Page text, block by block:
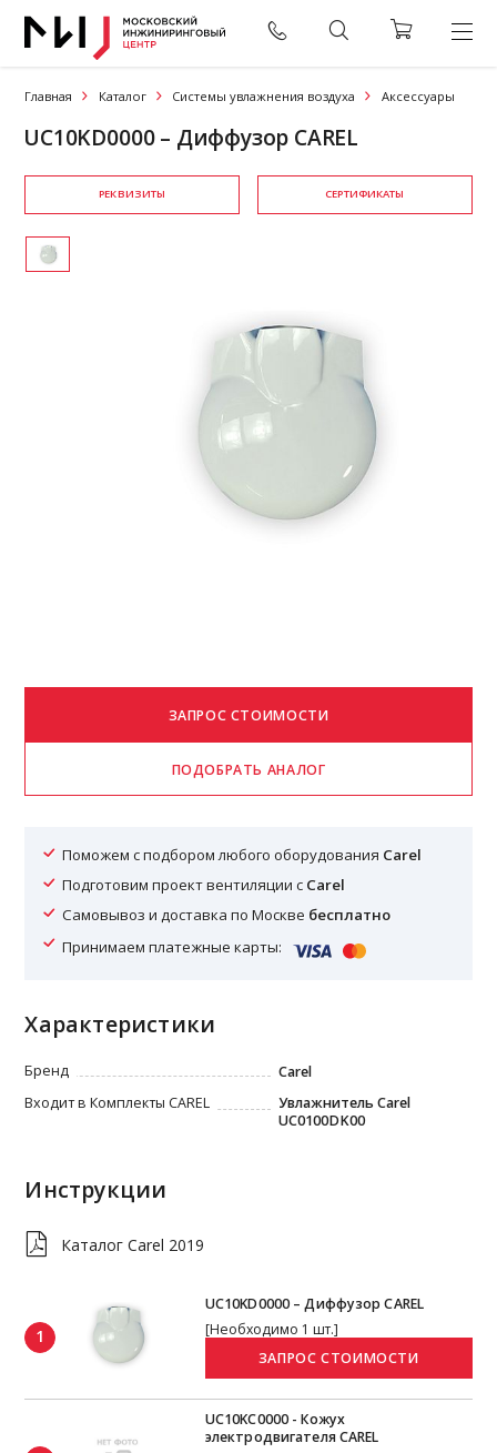
Главная Каталог Системы увлажнения воздуха Аксессуары
UC10KD0000 – Диффузор CAREL
РЕКВИЗИТЫ СЕРТИФИКАТЫ
Поможем с подбором любого оборудования Carel
Подготовим проект вентиляции с Carel
Самовывоз и доставка по Москве бесплатно
Принимаем платежные карты:
Характеристики
Бренд
Carel
Входит в Комплекты CAREL
Увлажнитель Carel
UC0100DK00
Инструкции
Каталог Carel 2019
1
UC10KD0000 – Диффузор CAREL
[Необходимо 1 шт.]
UC10KC0000 - Кожух
электродвигателя CAREL